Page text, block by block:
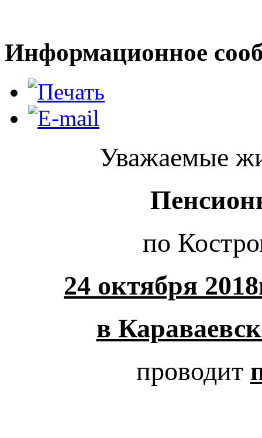
Информационное
Уважаемые
по
24 октября
в
проводит